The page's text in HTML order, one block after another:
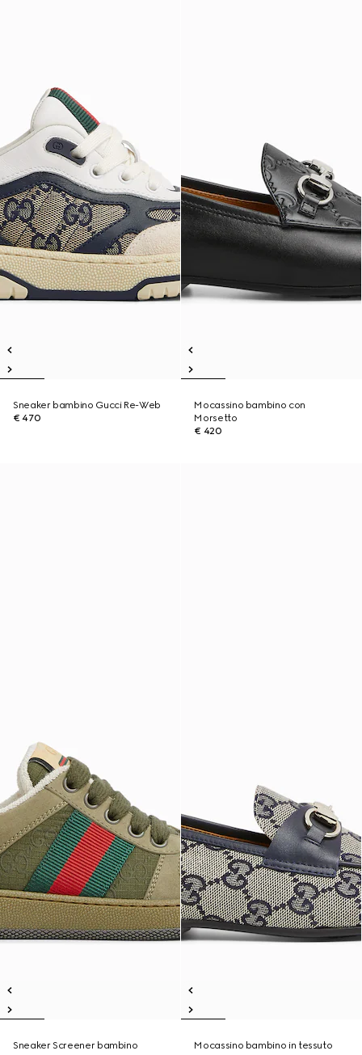
Sneaker bambino Gucci Re-Web
€ 470
Mocassino bambino con
Morsetto
€ 420
Sneaker Screener bambino
Mocassino bambino in tessuto